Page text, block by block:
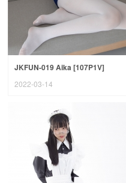
JKFUN-019 Aika [107P1V]
2022-03-14